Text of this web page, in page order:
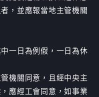
，並應報當地主管機關
一日為例假，一日為休
機關同意，且經中央主
應經工會同意，如事業